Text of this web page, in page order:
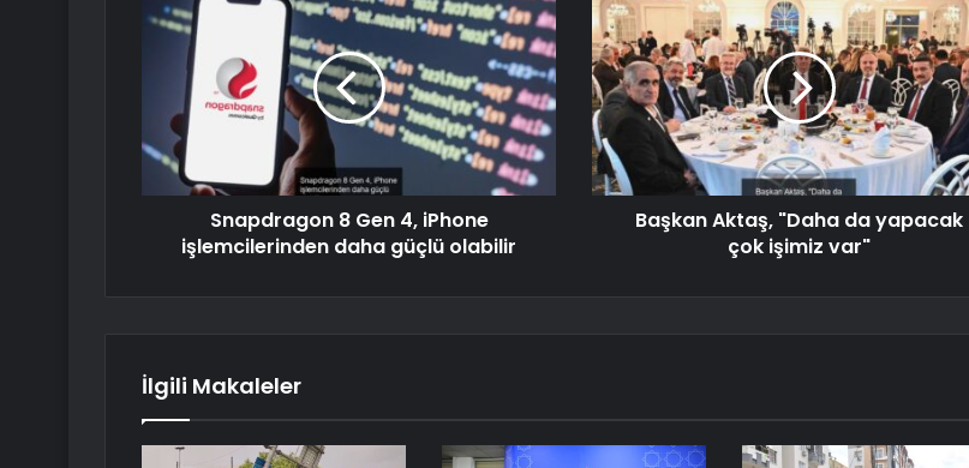
Snapdragon 8 Gen 4, iPhone
işlemcilerinden daha güçlü olabilir
Başkan Aktaş, "Daha da yapacak
çok işimiz var"
İlgili Makaleler